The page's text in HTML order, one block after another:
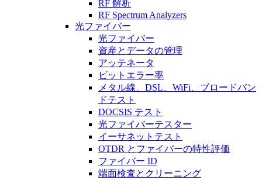
RF 解析
RF Spectrum Analyzers
光ファイバー
光ファイバー
資産とデータの管理
アッテネータ
ビットエラー率
メタル線、DSL、WiFi、ブロードバン
ドテスト
DOCSIS テスト
光ファイバーテスター
イーサネットテスト
OTDR とファイバーの特性評価
ファイバー ID
端面検査とクリーニング